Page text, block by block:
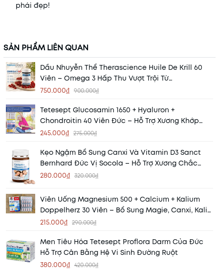
phái đẹp!
SẢN PHẨM LIÊN QUAN
Dầu Nhuyễn Thể Therascience Huile De Krill 60
Viên – Omega 3 Hấp Thu Vượt Trội Từ
Phospholipid
750.000₫ 900.000₫
Tetesept Glucosamin 1650 + Hyaluron +
Chondroitin 40 Viên Đức – Hỗ Trợ Xương Khớp
Khỏe Mạnh
245.000₫ 275.000₫
Kẹo Ngậm Bổ Sung Canxi Và Vitamin D3 Sanct
Bernhard Đức Vị Socola – Hỗ Trợ Xương Chắc
Khỏe, Thơm Ngon Dễ Dùng
280.000₫ 320.000₫
Viên Uống Magnesium 500 + Calcium + Kalium
Doppelherz 30 Viên – Bổ Sung Magie, Canxi, Kali
Cho Cơ Bắp Và Xương Khớp
215.000₫ 290.000₫
Men Tiêu Hóa Tetesept Proflora Darm Của Đức
Hỗ Trợ Cân Bằng Hệ Vi Sinh Đường Ruột
380.000₫ 420.000₫